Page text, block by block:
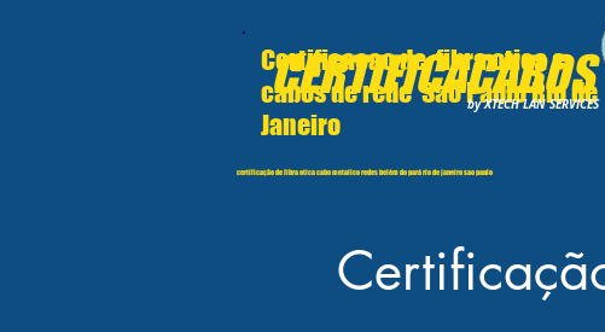
Certificacao de fibra otica e
cabos de rede Sao Paulo Rio de
Janeiro
by XTECH LAN SERVICES
CERTIFICACABOS
certificação de fibra otica cabo metalico redes belém do pará rio de janeiro sao paulo